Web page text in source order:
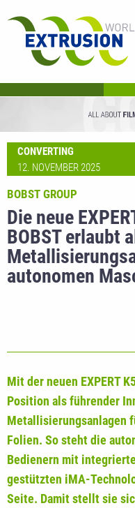
CONVERTING
12. NOVEMBER 2025
Die neue
BOBST erlaubt
autonomen
BOBST GROUP
Mit der neuen EXPERT
Position als führender
Metallisierungsanlagen
Folien. So steht die
Bedienern mit
gestützten iMA-
Seite. Damit stellt sie